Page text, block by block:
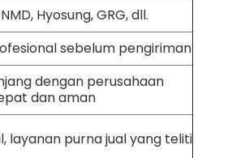
Hyosung, GRG, dll.
sebelum pengiriman
dengan perusahaan
dan aman
layanan purna jual yang teliti